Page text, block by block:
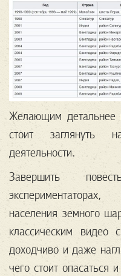
Желающим детальнее
стоит заглянуть
деятельности.
Завершить
населения земного
классическим видео с
доходчиво и даже
чего стоит опасаться